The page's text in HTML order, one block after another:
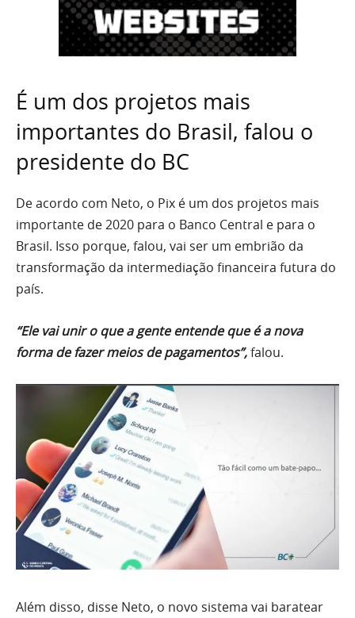
É um dos projetos mais
importantes do Brasil, falou o
presidente do BC
De acordo com Neto, o Pix é um dos projetos mais
importante de 2020 para o Banco Central e para o
Brasil. Isso porque, falou, vai ser um embrião da
transformação da intermediação financeira futura do
país.
“Ele vai unir o que a gente entende que é a nova
forma de fazer meios de pagamentos”,falou.
Além disso, disse Neto, o novo sistema vai baratear